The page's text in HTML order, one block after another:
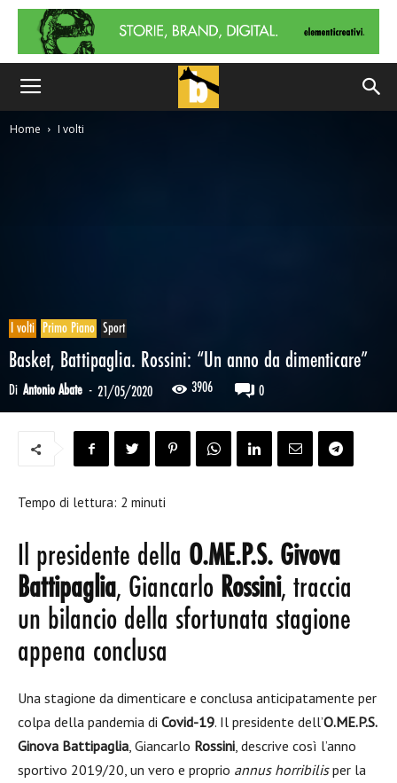
Home I volti
I volti Primo Piano Sport
Basket, Battipaglia. Rossini: “Un anno da dimenticare”
Di Antonio Abate - 21/05/2020 3906 0
Tempo di lettura: 2 minuti
Il presidente della O.ME.P.S. Givova
Battipaglia, Giancarlo Rossini, traccia
un bilancio della sfortunata stagione
appena conclusa
Una stagione da dimenticare e conclusa anticipatamente per
colpa della pandemia di Covid-19. Il presidente dell’O.ME.P.S.
Ginova Battipaglia, Giancarlo Rossini, descrive così l’anno
sportivo 2019/20, un vero e proprio annus horribilisper la